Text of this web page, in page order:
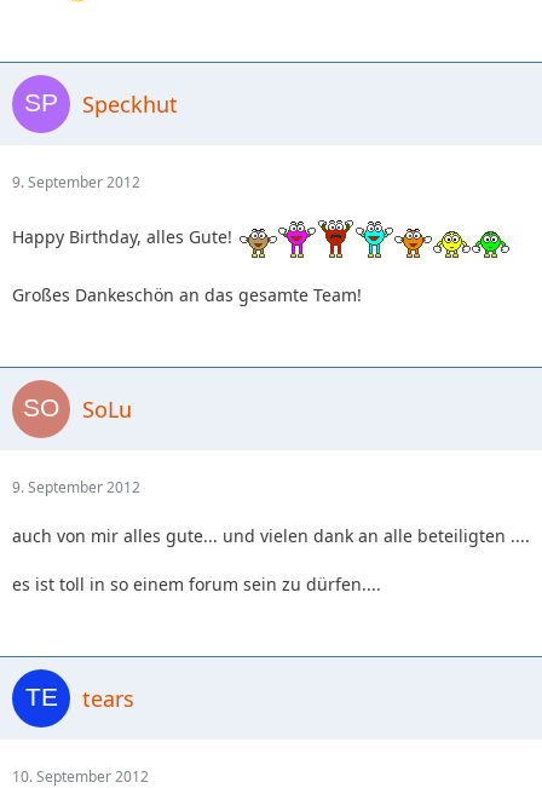
Speckhut
9. September 2012
Happy Birthday, alles Gute!
Großes Dankeschön an das gesamte Team!
SoLu
9. September 2012
auch von mir alles gute... und vielen dank an alle beteiligten ....
es ist toll in so einem forum sein zu dürfen....
tears
10. September 2012